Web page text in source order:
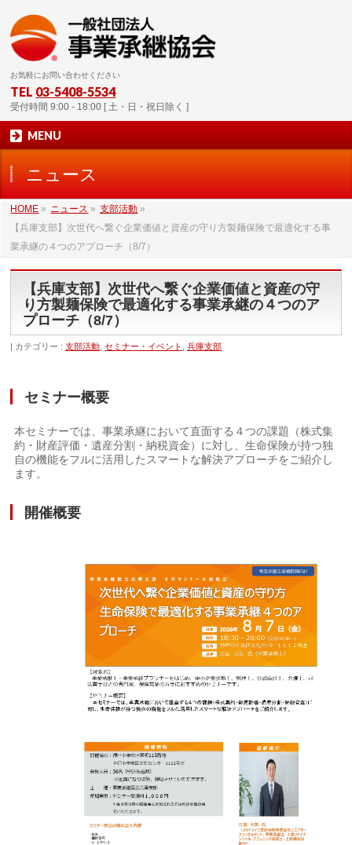
お気軽にお問い合わせください
TEL 03-5408-5534
受付時間 9:00 - 18:00 [ 土・日・祝日除く ]
MENU
ニュース
HOME » ニュース » 支部活動 »
【兵庫支部】次世代へ繋ぐ企業価値と資産の守り方製麺保険で最適化する事
業承継の４つのアプローチ（8/7）
【兵庫支部】次世代へ繋ぐ企業価値と資産の守
り方製麺保険で最適化する事業承継の４つのア
プローチ（8/7）
カテゴリー :支部活動 ,セミナー・イベント ,兵庫支部
セミナー概要
本セミナーでは、事業承継において直面する４つの課題（株式集
約・財産評価・遺産分割・納税資金）に対し、生命保険が持つ独
自の機能をフルに活用したスマートな解決アプローチをご紹介し
ます。
開催概要